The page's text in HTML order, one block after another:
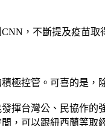
，不斷提及疫苗取
極控管。可喜的是
揮台灣公、民協作
，可以跟紐西蘭等取